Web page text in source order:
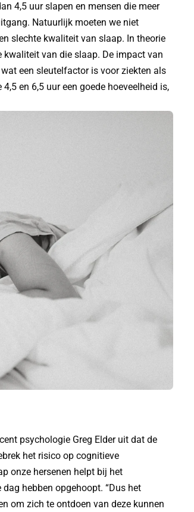
4,5 uur slapen en mensen die meer
Natuurlijk moeten we niet
slechte kwaliteit van slaap. In theorie
van die slaap. De impact van
een sleutelfactor is voor ziekten als
en 6,5 uur een goede hoeveelheid is,
psychologie Greg Elder uit dat de
het risico op cognitieve
onze hersenen helpt bij het
hebben opgehoopt. “Dus het
om zich te ontdoen van deze kunnen